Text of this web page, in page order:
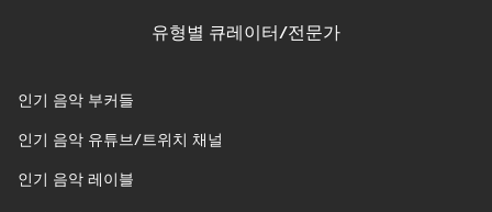
유형별 큐레이터/전문가
인기 음악 부커들
인기 음악 유튜브/트위치 채널
인기 음악 레이블